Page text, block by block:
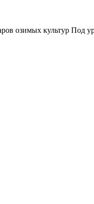
озимых культур Под